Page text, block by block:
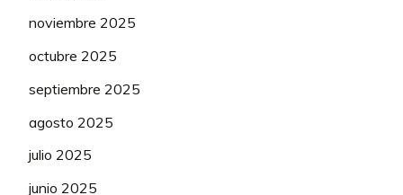
noviembre 2025
octubre 2025
septiembre 2025
agosto 2025
julio 2025
junio 2025